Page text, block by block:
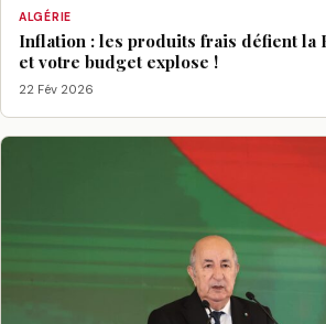
ALGÉRIE
Inflation : les produits frais défient la
et votre budget explose !
22 Fév 2026